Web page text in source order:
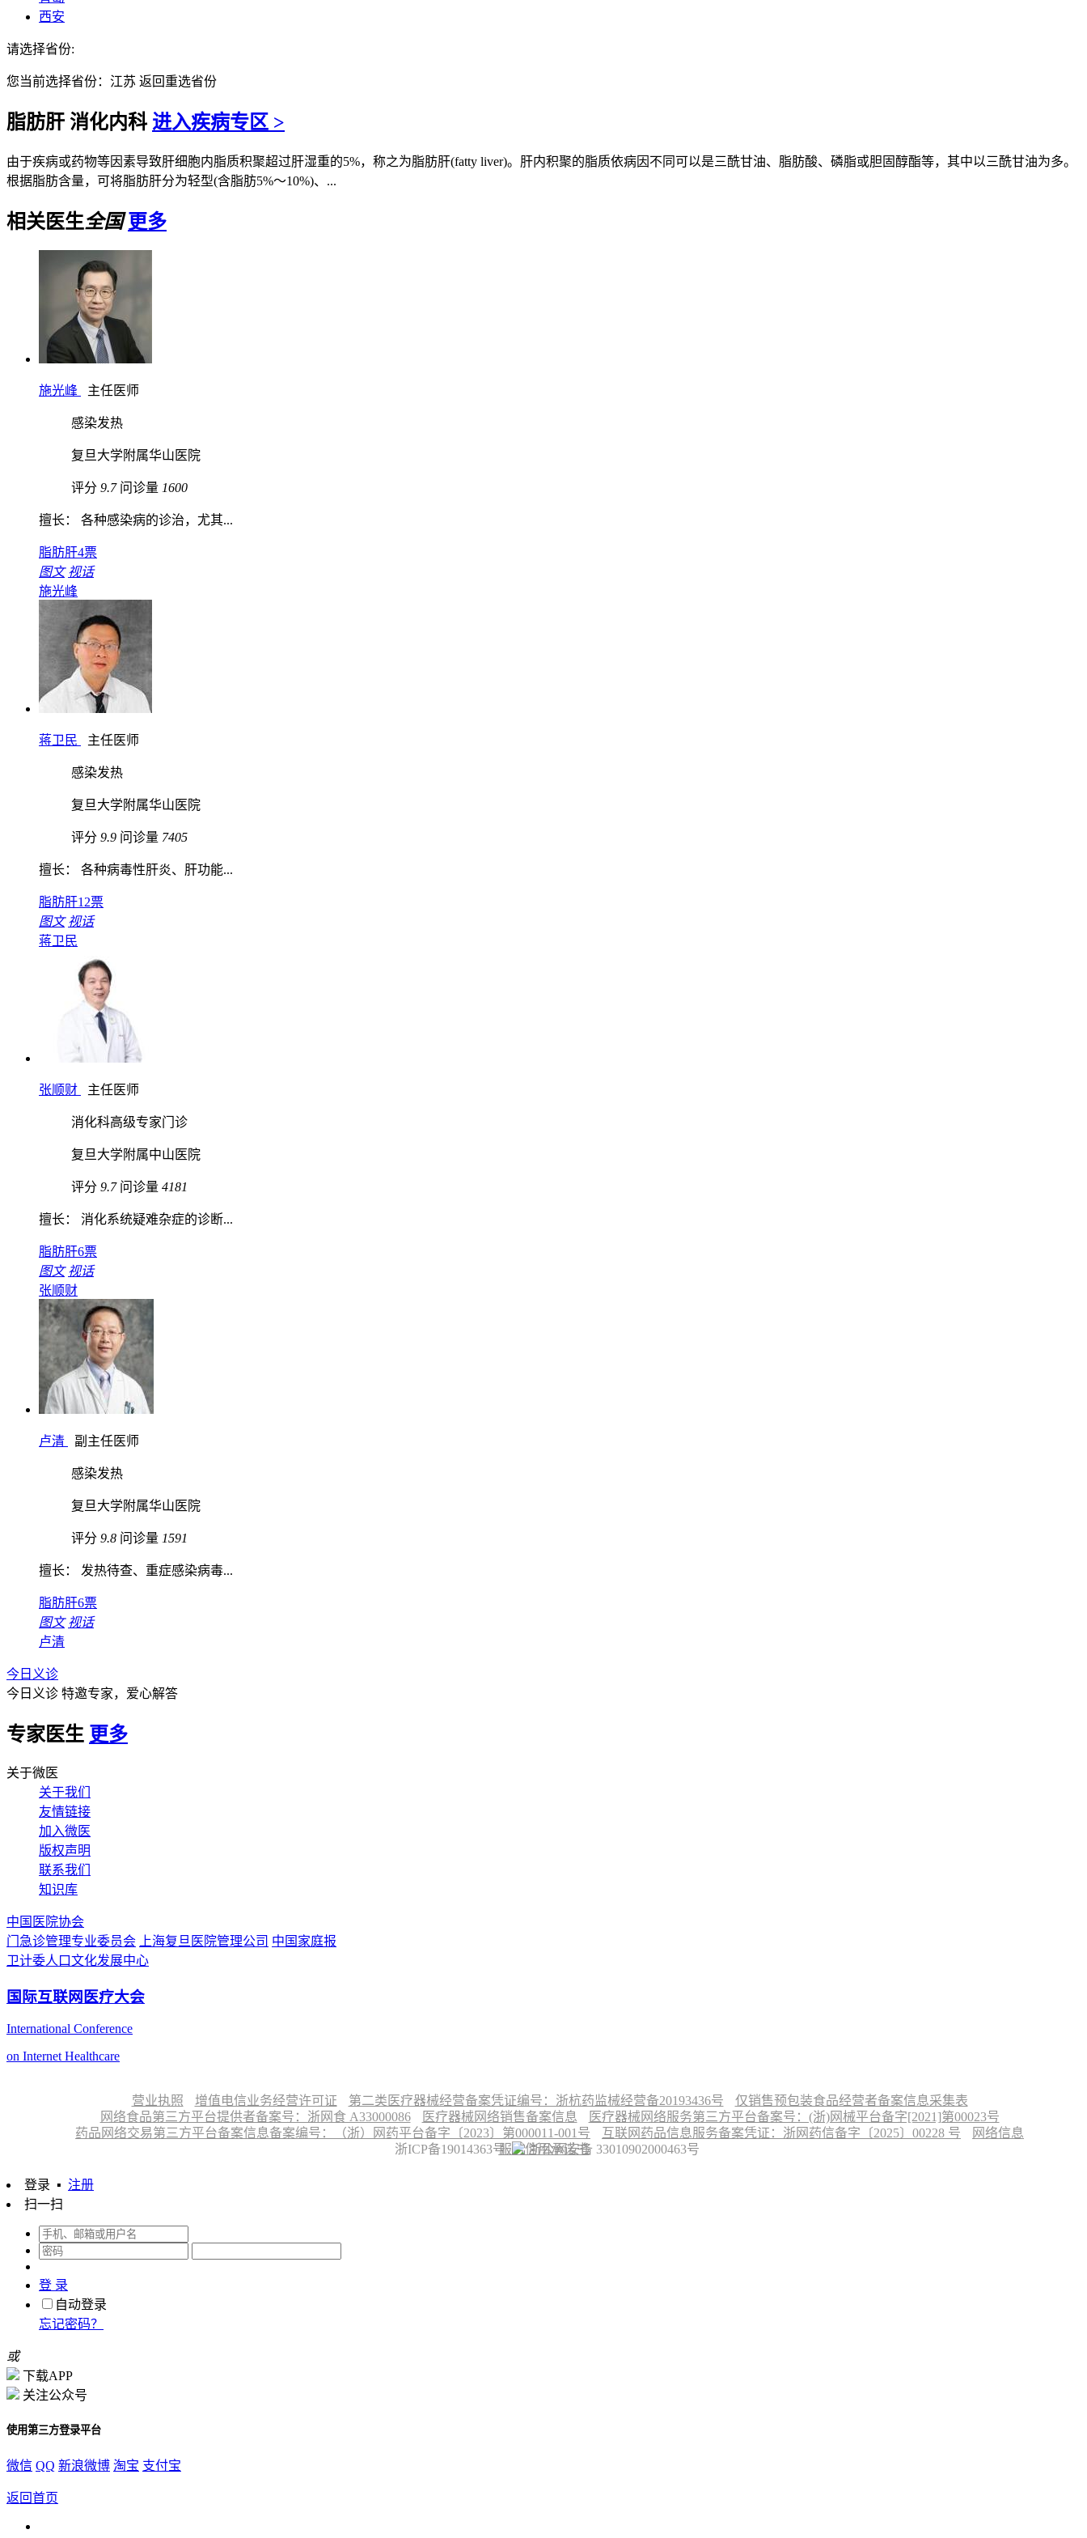
西安
请选择省份:
您当前选择省份： 江苏 返回重选省份
脂肪肝 消化内科 进入疾病专区 >
由于疾病或药物等因素导致肝细胞内脂质积聚超过肝湿重的5%，称之为脂肪肝(fatty liver)。肝内积聚的脂质依病因不同可以是三酰甘油、脂肪酸、磷脂或胆固醇酯等，其中以三酰甘油为多。
根据脂肪含量，可将脂肪肝分为轻型(含脂肪5%～10%)、...
相关医生全国 更多
施光峰 主任医师
感染发热
复旦大学附属华山医院
评分 9.7 问诊量 1600
擅长： 各种感染病的诊治，尤其...
脂肪肝4票
图文 视话
施光峰
蒋卫民 主任医师
感染发热
复旦大学附属华山医院
评分 9.9 问诊量 7405
擅长： 各种病毒性肝炎、肝功能...
脂肪肝12票
图文 视话
蒋卫民
张顺财 主任医师
消化科高级专家门诊
复旦大学附属中山医院
评分 9.7 问诊量 4181
擅长： 消化系统疑难杂症的诊断...
脂肪肝6票
图文 视话
张顺财
卢清 副主任医师
感染发热
复旦大学附属华山医院
评分 9.8 问诊量 1591
擅长： 发热待查、重症感染病毒...
脂肪肝6票
图文 视话
卢清
今日义诊
今日义诊 特邀专家，爱心解答
专家医生 更多
关于微医
关于我们
友情链接
加入微医
版权声明
联系我们
知识库
中国医院协会
门急诊管理专业委员会 上海复旦医院管理公司 中国家庭报
卫计委人口文化发展中心
国际互联网医疗大会
International Conference
on Internet Healthcare
营业执照 增值电信业务经营许可证 第二类医疗器械经营备案凭证编号：浙杭药监械经营备20193436号
仅销售预包装食品经营者备案信息采集表
网络食品第三方平台提供者备案号：浙网食 A33000086
医疗器械网络销售备案信息
医疗器械网络服务第三方平台备案号：(浙)网械平台备字[2021]第00023号
药品网络交易第三方平台备案信息备案编号：（浙）网药平台备字〔2023〕第000011-001号
互联网药品信息服务备案凭证：浙网药信备字〔2025〕00228 号
网络信息
服务信用承诺书
浙ICP备19014363号 浙公网安备 33010902000463号
登录 ▪ 注册
扫一扫
登 录
自动登录
忘记密码？
或
下载APP
关注公众号
使用第三方登录平台
微信 QQ 新浪微博 淘宝 支付宝
返回首页